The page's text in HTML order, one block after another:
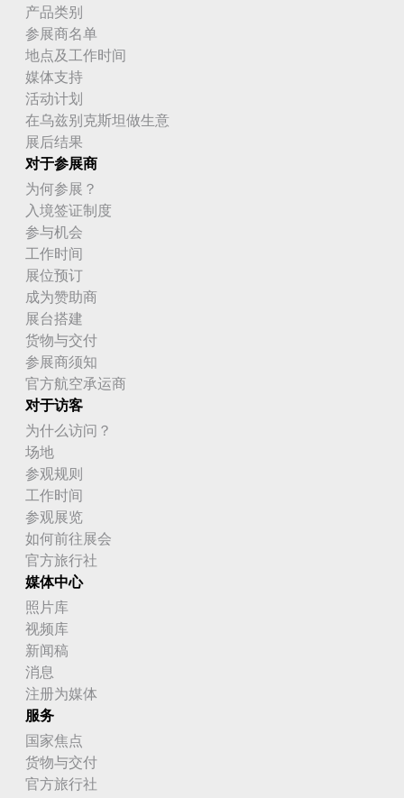
产品类别
参展商名单
地点及工作时间
媒体支持
活动计划
在乌兹别克斯坦做生意
展后结果
对于参展商
为何参展？
入境签证制度
参与机会
工作时间
展位预订
成为赞助商
展台搭建
货物与交付
参展商须知
官方航空承运商
对于访客
为什么访问？
场地
参观规则
工作时间
参观展览
如何前往展会
官方旅行社
媒体中心
照片库
视频库
新闻稿
消息
注册为媒体
服务
国家焦点
货物与交付
官方旅行社